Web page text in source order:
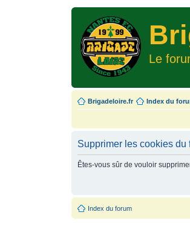
Le
Brigadeloire.fr Index du
Supprimer les cookies du
Êtes-vous sûr de vouloir
Index du forum